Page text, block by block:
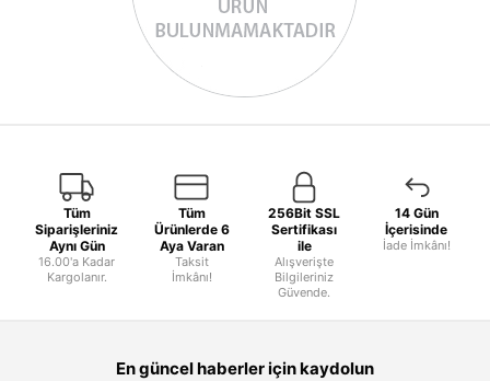
Tüm
Siparişleriniz
Aynı Gün
16.00'a Kadar
Kargolanır.
Tüm
Ürünlerde 6
Aya Varan
Taksit
İmkânı!
256Bit SSL
Sertifikası
ile
Alışverişte
Bilgileriniz
Güvende.
14 Gün
İçerisinde
İade İmkânı!
En güncel haberler için kaydolun